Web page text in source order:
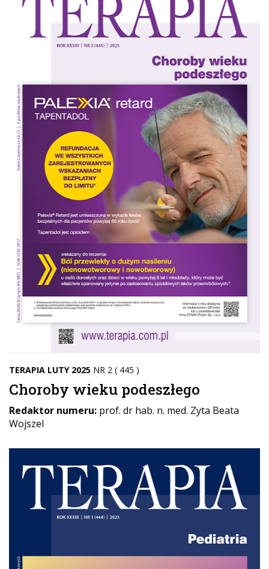
TERAPIA LUTY 2025 NR 2 ( 445 )
Choroby wieku podeszłego
Redaktor numeru: prof. dr hab. n. med. Zyta Beata
Wojszel